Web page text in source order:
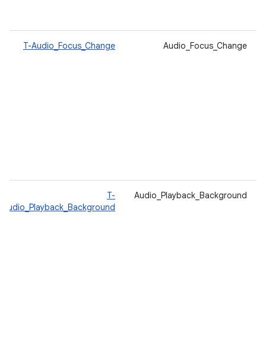
Audio_Focus_Change
T-Audio_Focus_Change
Audio_Playback_Background
T-
Audio_Playback_Background